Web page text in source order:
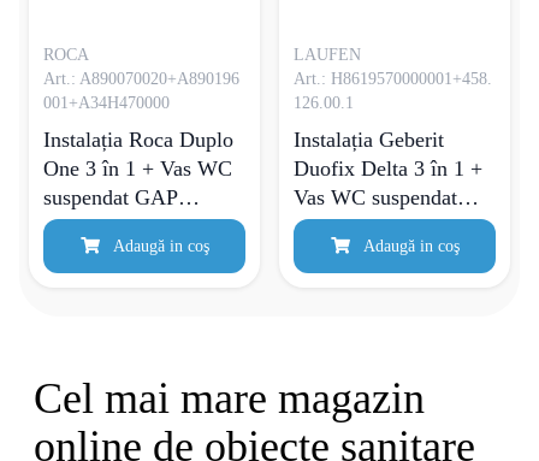
ROCA
Art.: A890070020+A890196
001+A34H470000
Instalația Roca Duplo
One 3 în 1 + Vas WC
suspendat GAP
Rimless + Rezervor de
toaletă + Placă de
Adaugă in coş
LAUFEN
Art.: H8619570000001+458.
126.00.1
Instalația Geberit
Duofix Delta 3 în 1 +
Vas WC suspendat
Laufen Pro Rimless +
Rezervor de toaletă
Adaugă in coş
Cel mai mare magazin
online de obiecte sanitare